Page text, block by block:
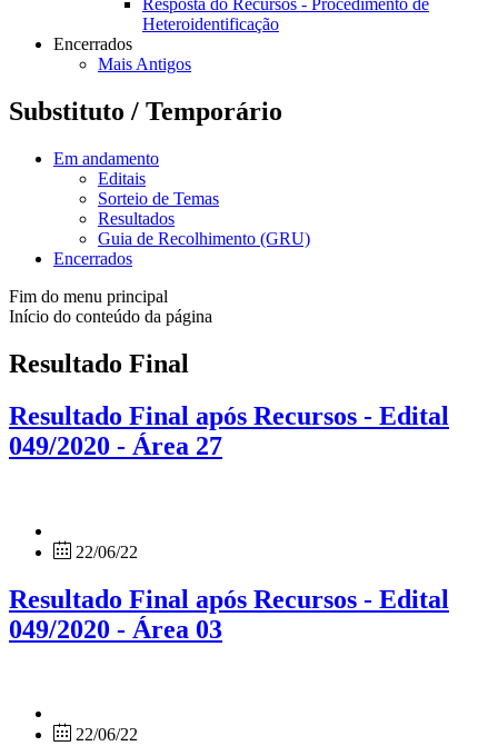
Resposta do Recursos - Procedimento de
Heteroidentificação
Encerrados
Mais Antigos
Substituto / Temporário
Em andamento
Editais
Sorteio de Temas
Resultados
Guia de Recolhimento (GRU)
Encerrados
Fim do menu principal
Início do conteúdo da página
Resultado Final
Resultado Final após Recursos - Edital
049/2020 - Área 27
22/06/22
Resultado Final após Recursos - Edital
049/2020 - Área 03
22/06/22